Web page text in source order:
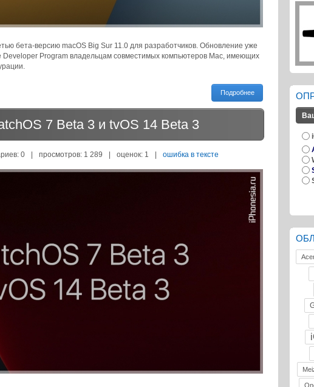
бета-версию macOS Big Sur 11.0 для разработчиков. Обновление уже
Developer Program владельцам совместимых компьютеров Mac, имеющих
Подробнее
7 Beta 3 и tvOS 14 Beta 3
0 | просмотров: 1 289 | оценок: 1 | ошибка в тексте